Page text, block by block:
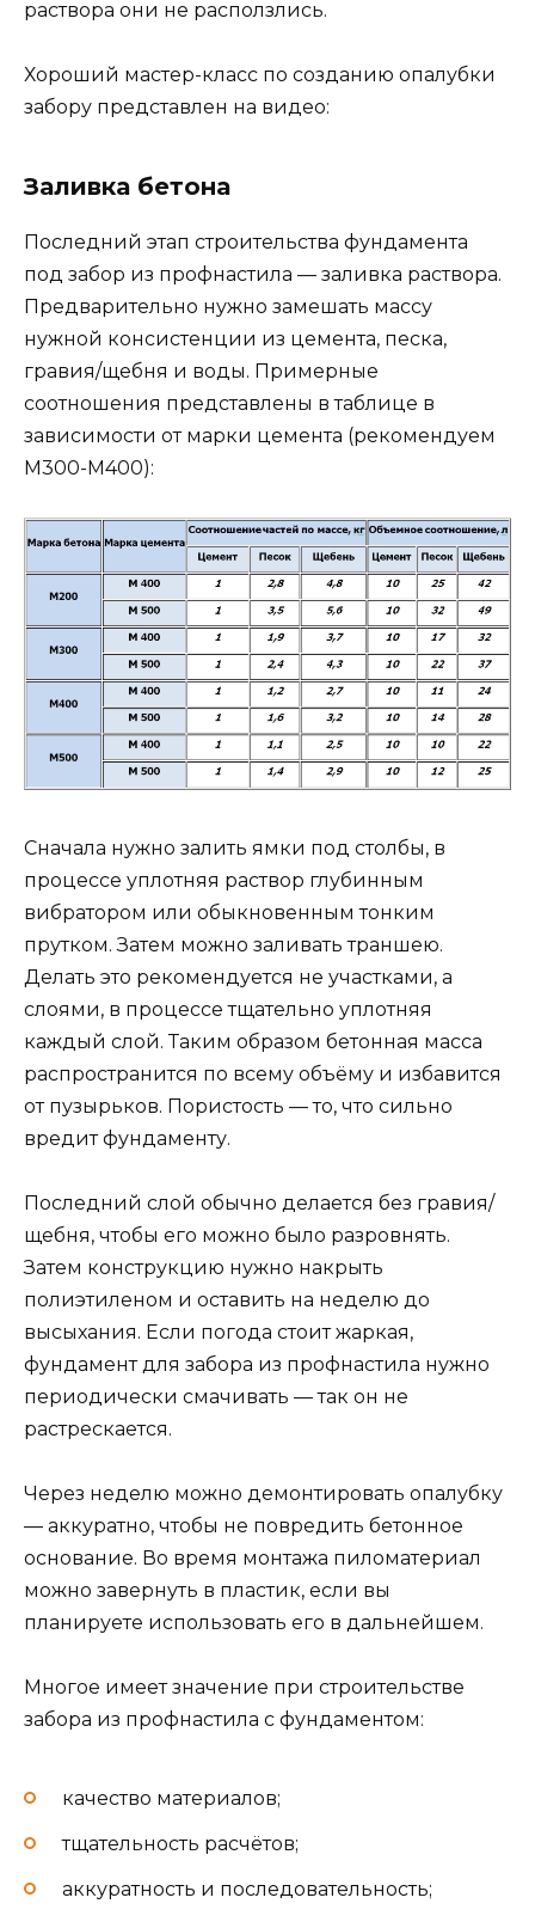
раствора они не расползлись.
Хороший мастер-класс по созданию опалубки
забору представлен на видео:
Заливка бетона
Последний этап строительства фундамента
под забор из профнастила — заливка раствора.
Предварительно нужно замешать массу
нужной консистенции из цемента, песка,
гравия/щебня и воды. Примерные
соотношения представлены в таблице в
зависимости от марки цемента (рекомендуем
М300-М400):
Сначала нужно залить ямки под столбы, в
процессе уплотняя раствор глубинным
вибратором или обыкновенным тонким
прутком. Затем можно заливать траншею.
Делать это рекомендуется не участками, а
слоями, в процессе тщательно уплотняя
каждый слой. Таким образом бетонная масса
распространится по всему объёму и избавится
от пузырьков. Пористость — то, что сильно
вредит фундаменту.
Последний слой обычно делается без гравия/
щебня, чтобы его можно было разровнять.
Затем конструкцию нужно накрыть
полиэтиленом и оставить на неделю до
высыхания. Если погода стоит жаркая,
фундамент для забора из профнастила нужно
периодически смачивать — так он не
растрескается.
Через неделю можно демонтировать опалубку
— аккуратно, чтобы не повредить бетонное
основание. Во время монтажа пиломатериал
можно завернуть в пластик, если вы
планируете использовать его в дальнейшем.
Многое имеет значение при строительстве
забора из профнастила с фундаментом:
качество материалов;
тщательность расчётов;
аккуратность и последовательность;